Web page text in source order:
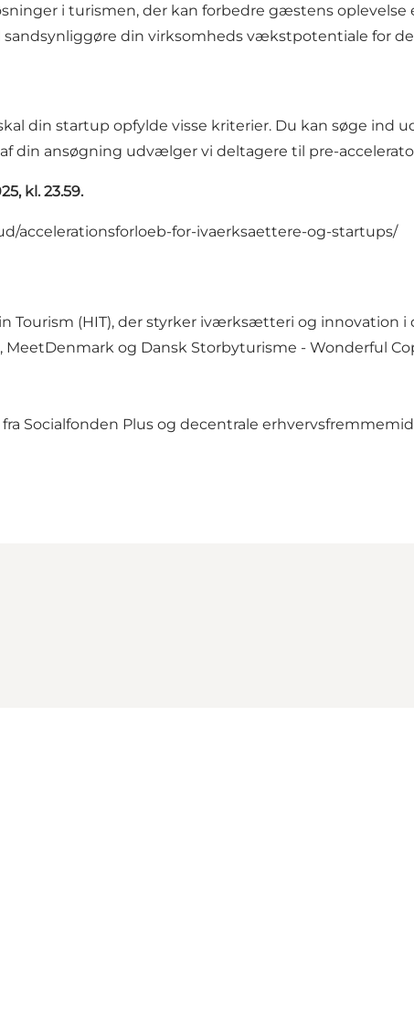
i turismen, der kan forbedre gæstens
sandsynliggøre din virksomheds vækstpotentiale for
din startup opfylde visse kriterier. Du kan søge ind
din ansøgning udvælger vi deltagere til pre-
kl. 23.59.
accelerationsforloeb-for-ivaerksaettere-og-startups/
Tourism (HIT), der styrker iværksætteri og innovation
og Dansk Storbyturisme - Wonderful
Socialfonden Plus og decentrale